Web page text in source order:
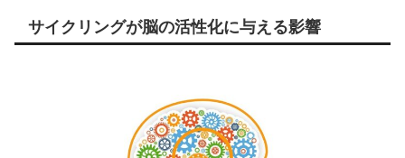
サイクリングが脳の活性化に与える影響